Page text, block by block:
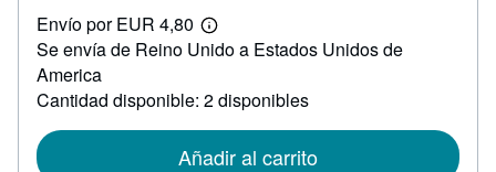
15,83
Envío por EUR 4,80
Más
información
tarifas
envío
Se envía de Reino Unido a Estados Unidos de
America
Cantidad disponible: 2 disponibles
Añadir al carrito